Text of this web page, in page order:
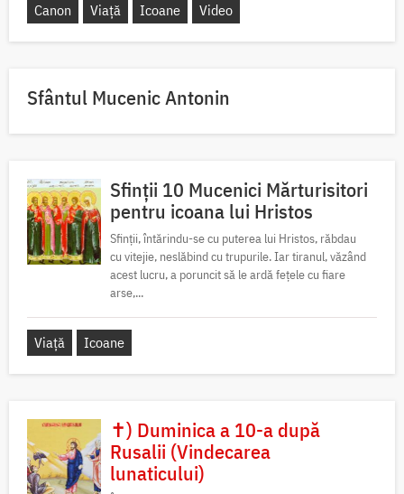
Canon Viață Icoane Video
Sfântul Mucenic Antonin
Sfinții 10 Mucenici Mărturisitori
pentru icoana lui Hristos
Sfinții, întărindu-se cu puterea lui Hristos, răbdau
cu vitejie, neslăbind cu trupurile. Iar tiranul, văzând
acest lucru, a poruncit să le ardă fețele cu fiare
arse,...
Viață Icoane
✝) Duminica a 10-a după
Rusalii (Vindecarea
lunaticului)